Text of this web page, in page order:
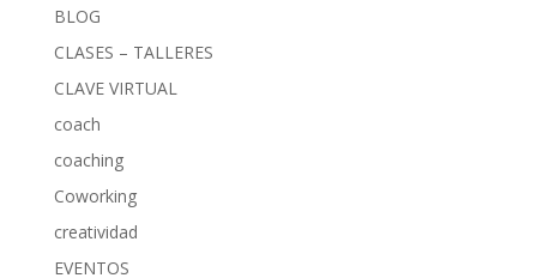
BLOG
CLASES – TALLERES
CLAVE VIRTUAL
coach
coaching
Coworking
creatividad
EVENTOS